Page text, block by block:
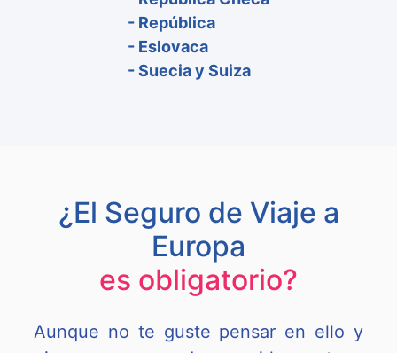
- República
- Eslovaca
- Suecia y Suiza
¿El Seguro de Viaje a
Europa
es obligatorio?
Aunque no te guste pensar en ello y